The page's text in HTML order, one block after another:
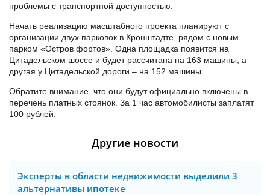
проблемы с транспортной доступностью.
Начать реализацию масштабного проекта планируют с
организации двух парковок в Кронштадте, рядом с новым
парком «Остров фортов». Одна площадка появится на
Цитадельском шоссе и будет рассчитана на 163 машины, а
другая у Цитадельской дороги – на 152 машины.
Обратите внимание, что они будут официально включены в
перечень платных стоянок. За 1 час автомобилисты заплатят
100 рублей.
Другие новости
Эксперты в области недвижимости выделили 3
альтернативы ипотеке